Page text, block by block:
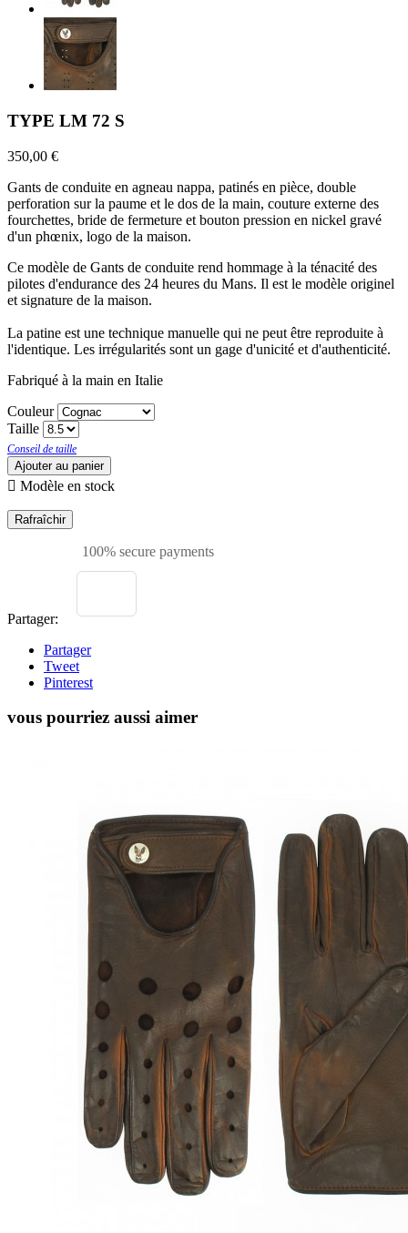
TYPE LM 72 S
350,00 €
Gants de conduite en agneau nappa, patinés en pièce, double
perforation sur la paume et le dos de la main, couture externe des
fourchettes, bride de fermeture et bouton pression en nickel gravé
d'un phœnix, logo de la maison.
Ce modèle de Gants de conduite rend hommage à la ténacité des
pilotes d'endurance des 24 heures du Mans. Il est le modèle originel
et signature de la maison.
La patine est une technique manuelle qui ne peut être reproduite à
l'identique. Les irrégularités sont un gage d'unicité et d'authenticité.
Fabriqué à la main en Italie
Couleur
Taille
Conseil de taille
Ajouter au panier
 Modèle en stock
100% secure payments
Partager:
Partager
Tweet
Pinterest
vous pourriez aussi aimer